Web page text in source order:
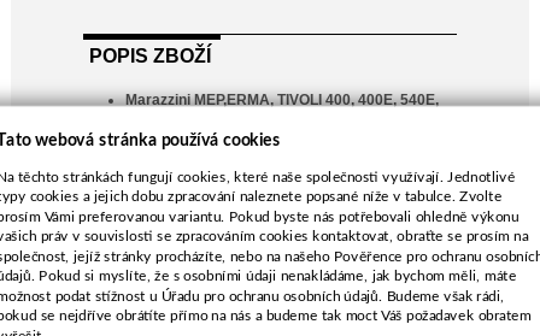
POPIS ZBOŽÍ
Marazzini MEP,ERMA, TIVOLI 400, 400E, 540E,
Flymo QUICKSILVER 40S
McCulloch M40, Li58-26M40
Partner P40S, P3540S, P4040S
délka-399 mm
průměr středu-17,0 mm
rozteč-40,0 mm
průměr vnějších děr-11,0*11,5 mm
webová stránka používá cookies
těchto stránkách fungují cookies, které naše společnosti využívají. Jednotlivé
cookies a jejich dobu zpracování naleznete popsané níže v tabulce. Zvolte
Vámi preferovanou variantu. Pokud byste nás potřebovali ohledně výkonu
práv v souvislosti se zpracováním cookies kontaktovat, obraťte se prosím na
jejíž stránky procházíte, nebo na našeho Pověřence pro ochranu
Pokud si myslíte, že s osobními údaji nenakládáme, jak bychom měli, máte
podat stížnost u Úřadu pro ochranu osobních údajů. Budeme však rádi,
se nejdříve obrátíte přímo na nás a budeme tak moct Váš požadavek obratem